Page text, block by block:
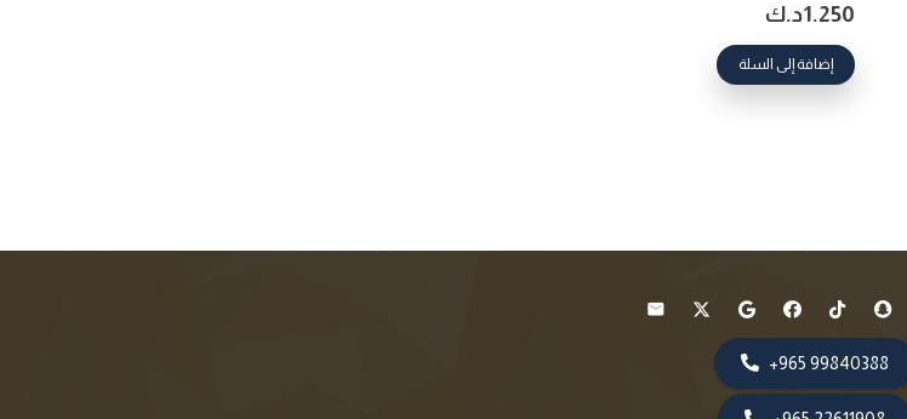
1.250د.ك
إضافة إلى السلة
99840388 965+